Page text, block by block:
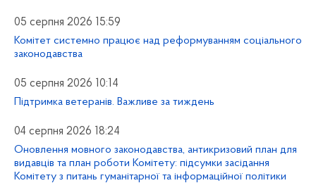
05 серпня 2026 15:59
Комітет системно працює над реформуванням соціального
законодавства
05 серпня 2026 10:14
Підтримка ветеранів. Важливе за тиждень
04 серпня 2026 18:24
Оновлення мовного законодавства, антикризовий план для
видавців та план роботи Комітету: підсумки засідання
Комітету з питань гуманітарної та інформаційної політики